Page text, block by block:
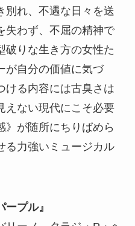
別れ、不遇な日々を送
失わず、不屈の精神で
破りな生き方の女性た
が自分の価値に気づ
ける内容には古臭さは
えない現代にこそ必要
》が随所にちりばめら
る力強いミュージカル
プル』